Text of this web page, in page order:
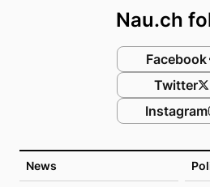
News
Nau.ch
Facebook
Twitter
Instagram